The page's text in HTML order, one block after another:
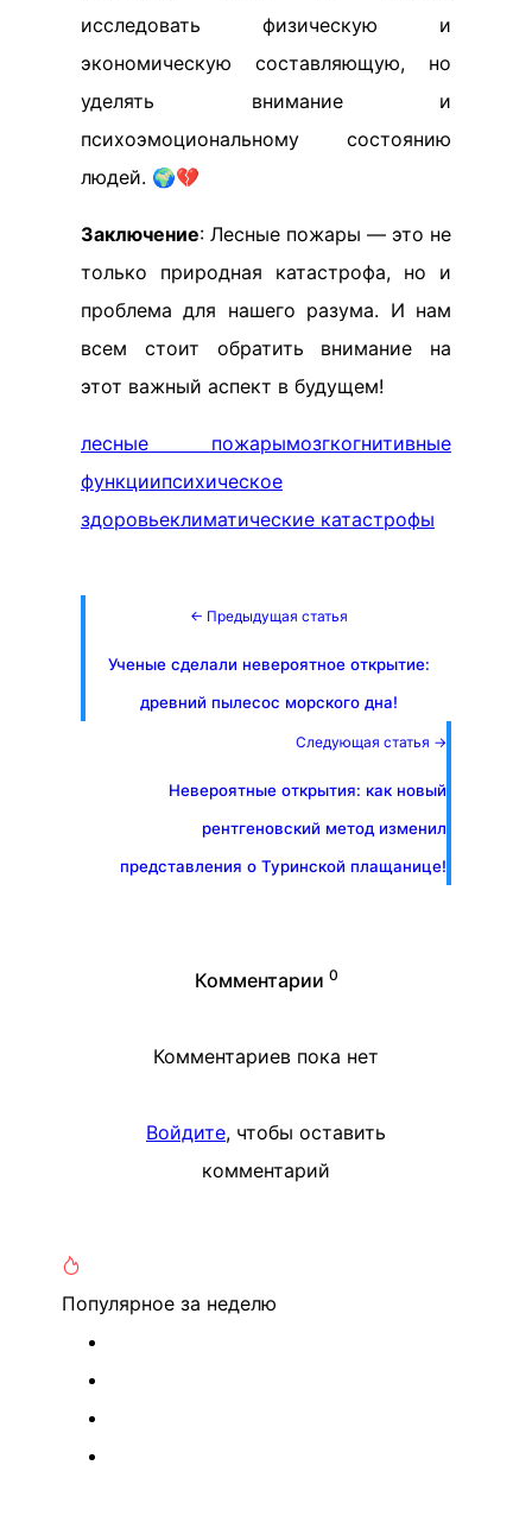
исследовать физическую и
экономическую составляющую, но
уделять внимание и
психоэмоциональному состоянию
людей. 🌍💔
Заключение: Лесные пожары — это не
только природная катастрофа, но и
проблема для нашего разума. И нам
всем стоит обратить внимание на
этот важный аспект в будущем!
лесные пожарымозгкогнитивные
функциипсихическое
здоровьеклиматические катастрофы
← Предыдущая статья
Ученые сделали невероятное открытие:
древний пылесос морского дна!
Следующая статья →
Невероятные открытия: как новый
рентгеновский метод изменил
представления о Туринской плащанице!
Комментарии 0
Комментариев пока нет
Войдите, чтобы оставить
комментарий
Популярное за неделю